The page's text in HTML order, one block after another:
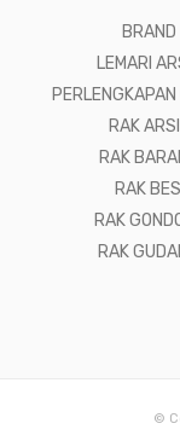
BRAND
LEMARI
RAK
RAK
RAK BESI
RAK
RAK
©